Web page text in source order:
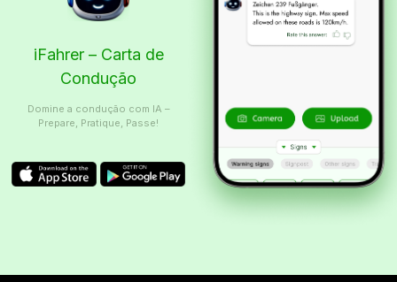
iFahrer – Carta de
Condução
Domine a condução com IA –
Prepare, Pratique, Passe!